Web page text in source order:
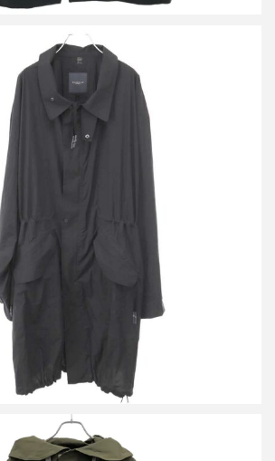
ドリフトライトフィールドコート RM261-
詳しく見る